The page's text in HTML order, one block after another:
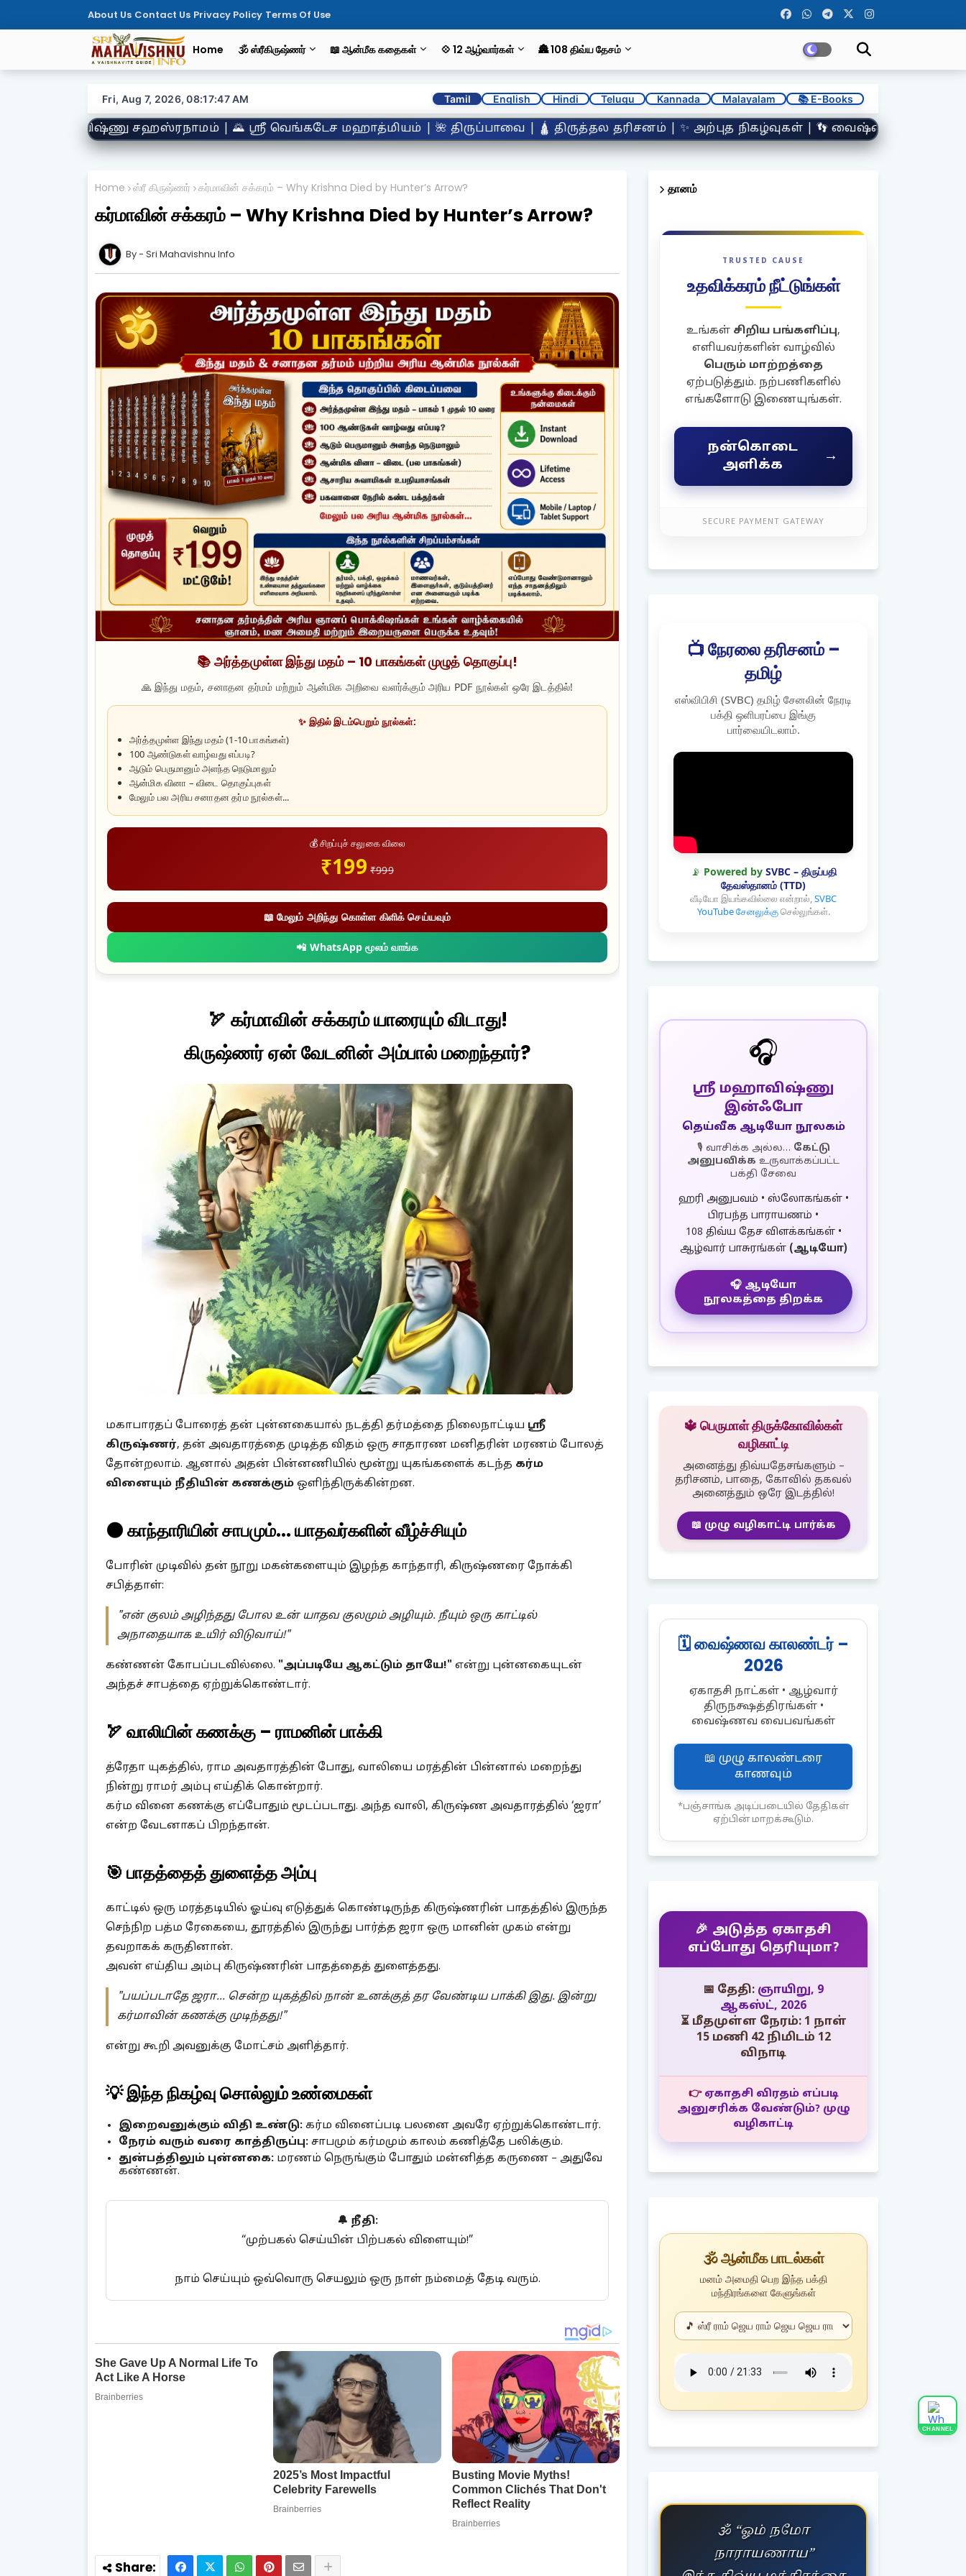
About Us Contact Us Privacy Policy Terms Of Use
Home 🕉️ ஸ்ரீகிருஷ்ணர் 📖 ஆன்மீக கதைகள் 💠 12 ஆழ்வார்கள் 🏯 108 திவ்ய தேசம்
Fri, Aug 7, 2026, 08:17:49 AM Tamil English Hindi Telugu Kannada Malayalam 📚 E-Books
ஸ்ரீ வெங்கடேச மஹாத்மியம் | 🌺 திருப்பாவை | 🛕 திருத்தல தரிசனம் | ✨ அற்புத நிகழ்வுகள் | 👣 வைஷ்ணவ ஆச்சாரியர்கள் | 🕉️ நாமஸ்மரணையின்
Home ஸ்ரீ கிருஷ்ணர் கர்மாவின் சக்கரம் – Why Krishna Died by Hunter’s Arrow?
கர்மாவின் சக்கரம் – Why Krishna Died by Hunter’s Arrow?
Sri Mahavishnu Info
📚 அர்த்தமுள்ள இந்து மதம் – 10 பாகங்கள் முழுத் தொகுப்பு!
🙏 இந்து மதம், சனாதன தர்மம் மற்றும் ஆன்மிக அறிவை வளர்க்கும் அரிய PDF நூல்கள் ஒரே இடத்தில்!
✨ இதில் இடம்பெறும் நூல்கள்:
அர்த்தமுள்ள இந்து மதம் (1-10 பாகங்கள்)
100 ஆண்டுகள் வாழ்வது எப்படி?
ஆடும் பெருமானும் அளந்த நெடுமாலும்
ஆன்மிக வினா – விடை தொகுப்புகள்
மேலும் பல அரிய சனாதன தர்ம நூல்கள்...
💰 சிறப்புச் சலுகை விலை
₹199 ₹999
📖 மேலும் அறிந்து கொள்ள கிளிக் செய்யவும்
📲 WhatsApp மூலம் வாங்க
🏹 கர்மாவின் சக்கரம் யாரையும் விடாது!
கிருஷ்ணர் ஏன் வேடனின் அம்பால் மறைந்தார்?
மகாபாரதப் போரைத் தன் புன்னகையால் நடத்தி தர்மத்தை நிலைநாட்டிய ஸ்ரீ
கிருஷ்ணர், தன் அவதாரத்தை முடித்த விதம் ஒரு சாதாரண மனிதரின் மரணம் போலத்
தோன்றலாம். ஆனால் அதன் பின்னணியில் மூன்று யுகங்களைக் கடந்த கர்ம
வினையும் நீதியின் கணக்கும் ஒளிந்திருக்கின்றன.
🌑 காந்தாரியின் சாபமும்... யாதவர்களின் வீழ்ச்சியும்
போரின் முடிவில் தன் நூறு மகன்களையும் இழந்த காந்தாரி, கிருஷ்ணரை நோக்கி
சபித்தாள்:
"என் குலம் அழிந்தது போல உன் யாதவ குலமும் அழியும். நீயும் ஒரு காட்டில்
அநாதையாக உயிர் விடுவாய்!"
கண்ணன் கோபப்படவில்லை. "அப்படியே ஆகட்டும் தாயே!" என்று புன்னகையுடன்
அந்தச் சாபத்தை ஏற்றுக்கொண்டார்.
🏹 வாலியின் கணக்கு – ராமனின் பாக்கி
த்ரேதா யுகத்தில், ராம அவதாரத்தின் போது, வாலியை மரத்தின் பின்னால் மறைந்து
நின்று ராமர் அம்பு எய்திக் கொன்றார்.
கர்ம வினை கணக்கு எப்போதும் மூடப்படாது. அந்த வாலி, கிருஷ்ண அவதாரத்தில் ‘ஜரா’
என்ற வேடனாகப் பிறந்தான்.
🎯 பாதத்தைத் துளைத்த அம்பு
காட்டில் ஒரு மரத்தடியில் ஓய்வு எடுத்துக் கொண்டிருந்த கிருஷ்ணரின் பாதத்தில் இருந்த
செந்நிற பத்ம ரேகையை, தூரத்தில் இருந்து பார்த்த ஜரா ஒரு மானின் முகம் என்று
தவறாகக் கருதினான்.
அவன் எய்திய அம்பு கிருஷ்ணரின் பாதத்தைத் துளைத்தது.
"பயப்படாதே ஜரா… சென்ற யுகத்தில் நான் உனக்குத் தர வேண்டிய பாக்கி இது. இன்று
கர்மாவின் கணக்கு முடிந்தது!"
என்று கூறி அவனுக்கு மோட்சம் அளித்தார்.
💡 இந்த நிகழ்வு சொல்லும் உண்மைகள்
இறைவனுக்கும் விதி உண்டு: கர்ம வினைப்படி பலனை அவரே ஏற்றுக்கொண்டார்.
நேரம் வரும் வரை காத்திருப்பு: சாபமும் கர்மமும் காலம் கணித்தே பலிக்கும்.
துன்பத்திலும் புன்னகை: மரணம் நெருங்கும் போதும் மன்னித்த கருணை – அதுவே
கண்ணன்.
🔔 நீதி:
“முற்பகல் செய்யின் பிற்பகல் விளையும்!”
நாம் செய்யும் ஒவ்வொரு செயலும் ஒரு நாள் நம்மைத் தேடி வரும்.
தானம்
TRUSTED CAUSE
உதவிக்கரம் நீட்டுங்கள்
உங்கள் சிறிய பங்களிப்பு,
எளியவர்களின் வாழ்வில்
பெரும் மாற்றத்தை
ஏற்படுத்தும். நற்பணிகளில்
எங்களோடு இணையுங்கள்.
நன்கொடை
அளிக்க
→
SECURE PAYMENT GATEWAY
📺 நேரலை தரிசனம் –
தமிழ்
எஸ்விபிசி (SVBC) தமிழ் சேனலின் நேரடி
பக்தி ஒளிபரப்பை இங்கு
பார்வையிடலாம்.
📡 Powered by SVBC – திருப்பதி
தேவஸ்தானம் (TTD)
வீடியோ இயங்கவில்லை என்றால்,SVBC
YouTube சேனலுக்குசெல்லுங்கள்.
🎧
ஸ்ரீ மஹாவிஷ்ணு
இன்ஃபோ
தெய்வீக ஆடியோ நூலகம்
🎙️ வாசிக்க அல்ல… கேட்டு
அனுபவிக்க உருவாக்கப்பட்ட
பக்தி சேவை
ஹரி அனுபவம் • ஸ்லோகங்கள் •
பிரபந்த பாராயணம் •
108 திவ்ய தேச விளக்கங்கள் •
ஆழ்வார் பாசுரங்கள் (ஆடியோ)
🎧 ஆடியோ
நூலகத்தை திறக்க
🔱 பெருமாள் திருக்கோவில்கள்
வழிகாட்டி
அனைத்து திவ்யதேசங்களும் –
தரிசனம், பாதை, கோவில் தகவல்
அனைத்தும் ஒரே இடத்தில்!
📖 முழு வழிகாட்டி பார்க்க
🗓️ வைஷ்ணவ காலண்டர் –
2026
ஏகாதசி நாட்கள் • ஆழ்வார்
திருநக்ஷத்திரங்கள் •
வைஷ்ணவ வைபவங்கள்
📖 முழு காலண்டரை
காணவும்
*பஞ்சாங்க அடிப்படையில் தேதிகள்
ஏற்பின் மாறக்கூடும்.
🎉 அடுத்த ஏகாதசி
எப்போது தெரியுமா?
📅 தேதி: ஞாயிறு, 9
ஆகஸ்ட், 2026
⏳ மீதமுள்ள நேரம்: 1 நாள்
15 மணி 42 நிமிடம் 10
விநாடி
👉 ஏகாதசி விரதம் எப்படி
அனுசரிக்க வேண்டும்? முழு
வழிகாட்டி
🕉️ ஆன்மீக பாடல்கள்
மனம் அமைதி பெற இந்த பக்தி
மந்திரங்களை கேளுங்கள்
🕉️ “ஓம் நமோ
நாராயணாய”
CHANNEL